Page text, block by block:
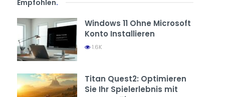
Empfohlen.
Windows 11 Ohne Microsoft
Konto Installieren
1.6K
Titan Quest2: Optimieren
Sie Ihr Spielerlebnis mit